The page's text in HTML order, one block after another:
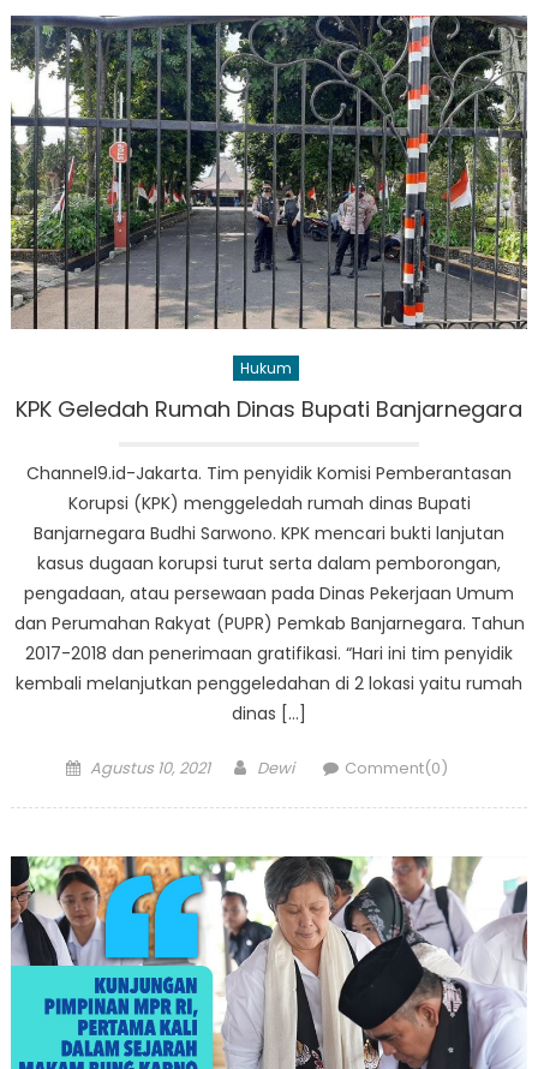
Hukum
KPK Geledah Rumah Dinas Bupati Banjarnegara
Channel9.id-Jakarta. Tim penyidik Komisi Pemberantasan
Korupsi (KPK) menggeledah rumah dinas Bupati
Banjarnegara Budhi Sarwono. KPK mencari bukti lanjutan
kasus dugaan korupsi turut serta dalam pemborongan,
pengadaan, atau persewaan pada Dinas Pekerjaan Umum
dan Perumahan Rakyat (PUPR) Pemkab Banjarnegara. Tahun
2017-2018 dan penerimaan gratifikasi. “Hari ini tim penyidik
kembali melanjutkan penggeledahan di 2 lokasi yaitu rumah
dinas […]
Posted
Agustus 10, 2021 Author
Dewi Comment(0)